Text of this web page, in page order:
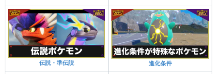
伝説・準伝説 進化条件